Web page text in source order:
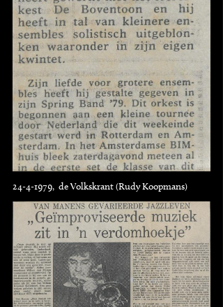
24-4-1979, de Volkskrant (Rudy Koopmans)